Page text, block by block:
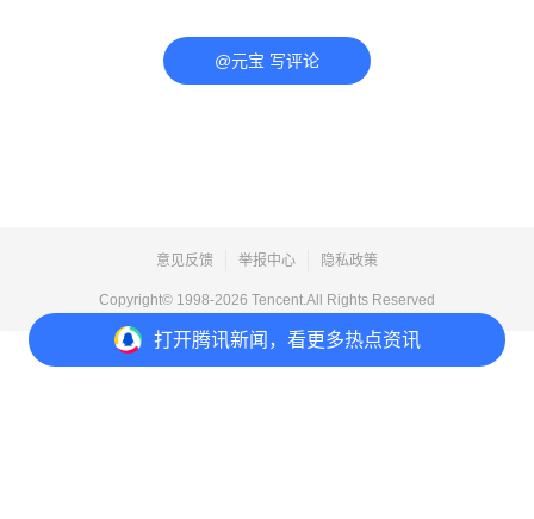
打开腾讯新闻，看更多热点资讯
@元宝 写评论
意见反馈 举报中心 隐私政策
Copyright© 1998-2026 Tencent.All Rights Reserved